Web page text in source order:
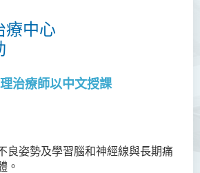
療中心
治療師以中文授課
良姿勢及學習腦和神經線與長期痛
。
關於我們
大學物理治療診所
模擬實習室